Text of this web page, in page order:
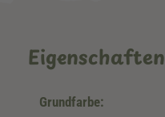
Eigenschaften
Grundfarbe: